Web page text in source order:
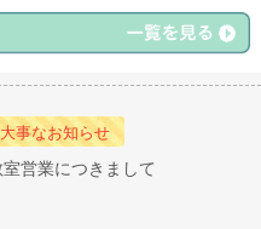
大事なお知らせ
営業につきまして